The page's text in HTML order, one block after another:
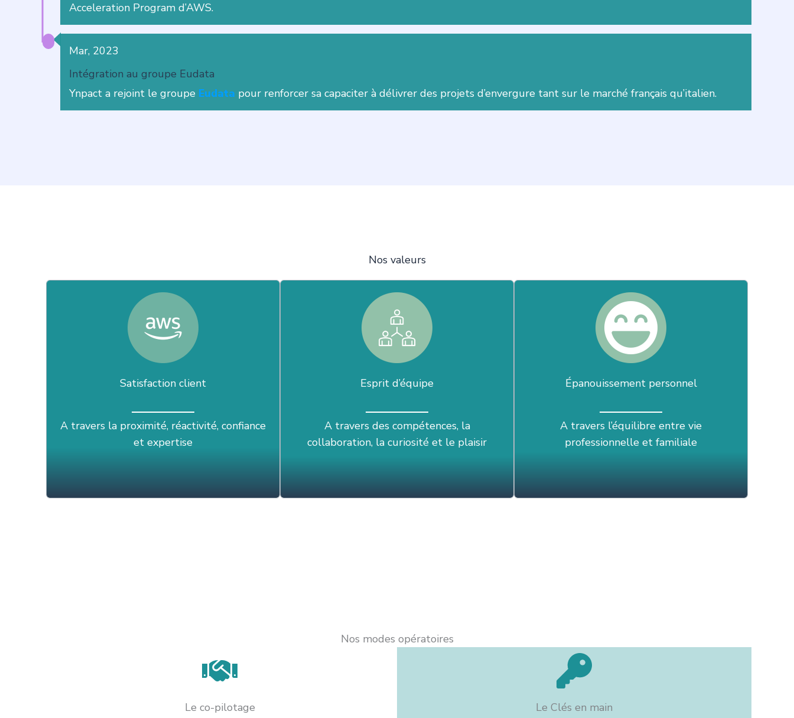
Acceleration Program d’AWS.
Mar, 2023
Intégration au groupe Eudata
Ynpact a rejoint le groupe Eudata pour renforcer sa capaciter à délivrer des projets d’envergure tant sur le marché français qu’italien.
Nos valeurs
Satisfaction client
A travers la proximité, réactivité, confiance
et expertise
Esprit d’équipe
A travers des compétences, la
collaboration, la curiosité et le plaisir
Épanouissement personnel
A travers l’équilibre entre vie
professionnelle et familiale
Nos modes opératoires
Le co-pilotage
Le Clés en main